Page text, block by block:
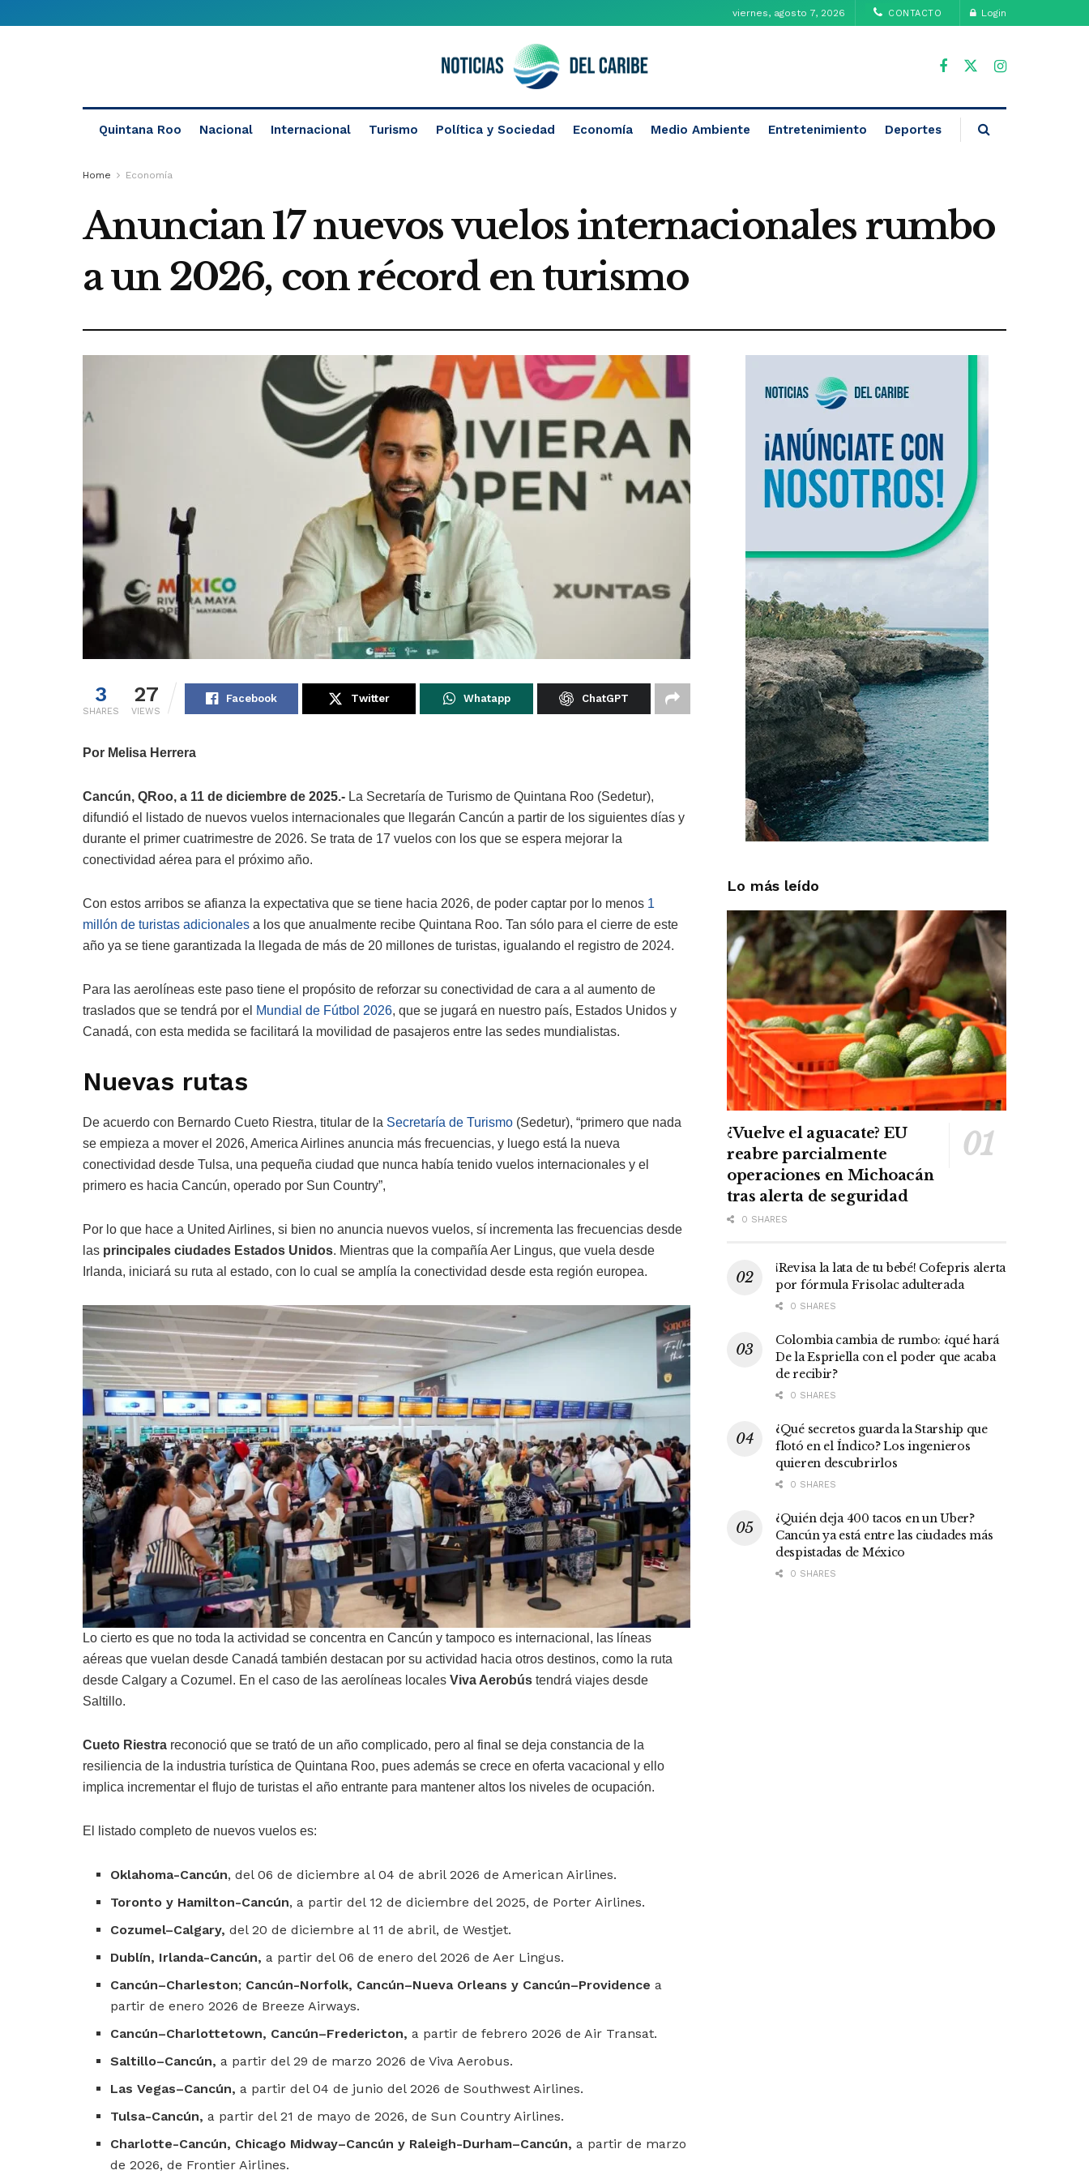
viernes, agosto 7, 2026 CONTACTO Login
Quintana Roo Nacional Internacional Turismo Política y Sociedad Economía Medio Ambiente Entretenimiento Deportes
Home Economía
Anuncian 17 nuevos vuelos internacionales rumbo
a un 2026, con récord en turismo
3
SHARES
27
VIEWS
Facebook Twitter Whatapp ChatGPT
Por Melisa Herrera
Cancún, QRoo, a 11 de diciembre de 2025.- La Secretaría de Turismo de Quintana Roo (Sedetur),
difundió el listado de nuevos vuelos internacionales que llegarán Cancún a partir de los siguientes días y
durante el primer cuatrimestre de 2026. Se trata de 17 vuelos con los que se espera mejorar la
conectividad aérea para el próximo año.
Con estos arribos se afianza la expectativa que se tiene hacia 2026, de poder captar por lo menos 1
millón de turistas adicionales a los que anualmente recibe Quintana Roo. Tan sólo para el cierre de este
año ya se tiene garantizada la llegada de más de 20 millones de turistas, igualando el registro de 2024.
Para las aerolíneas este paso tiene el propósito de reforzar su conectividad de cara a al aumento de
traslados que se tendrá por el Mundial de Fútbol 2026, que se jugará en nuestro país, Estados Unidos y
Canadá, con esta medida se facilitará la movilidad de pasajeros entre las sedes mundialistas.
Nuevas rutas
De acuerdo con Bernardo Cueto Riestra, titular de la Secretaría de Turismo (Sedetur), “primero que nada
se empieza a mover el 2026, America Airlines anuncia más frecuencias, y luego está la nueva
conectividad desde Tulsa, una pequeña ciudad que nunca había tenido vuelos internacionales y el
primero es hacia Cancún, operado por Sun Country”,
Por lo que hace a United Airlines, si bien no anuncia nuevos vuelos, sí incrementa las frecuencias desde
las principales ciudades Estados Unidos. Mientras que la compañía Aer Lingus, que vuela desde
Irlanda, iniciará su ruta al estado, con lo cual se amplía la conectividad desde esta región europea.
Lo cierto es que no toda la actividad se concentra en Cancún y tampoco es internacional, las líneas
aéreas que vuelan desde Canadá también destacan por su actividad hacia otros destinos, como la ruta
desde Calgary a Cozumel. En el caso de las aerolíneas locales Viva Aerobús tendrá viajes desde
Saltillo.
Cueto Riestra reconoció que se trató de un año complicado, pero al final se deja constancia de la
resiliencia de la industria turística de Quintana Roo, pues además se crece en oferta vacacional y ello
implica incrementar el flujo de turistas el año entrante para mantener altos los niveles de ocupación.
El listado completo de nuevos vuelos es:
Oklahoma-Cancún, del 06 de diciembre al 04 de abril 2026 de American Airlines.
Toronto y Hamilton-Cancún, a partir del 12 de diciembre del 2025, de Porter Airlines.
Cozumel–Calgary, del 20 de diciembre al 11 de abril, de Westjet.
Dublín, Irlanda-Cancún, a partir del 06 de enero del 2026 de Aer Lingus.
Cancún–Charleston; Cancún-Norfolk, Cancún–Nueva Orleans y Cancún–Providencea
partir de enero 2026 de Breeze Airways.
Cancún–Charlottetown, Cancún–Fredericton, a partir de febrero 2026 de Air Transat.
Saltillo–Cancún, a partir del 29 de marzo 2026 de Viva Aerobus.
Las Vegas–Cancún, a partir del 04 de junio del 2026 de Southwest Airlines.
Tulsa-Cancún, a partir del 21 de mayo de 2026, de Sun Country Airlines.
Charlotte-Cancún, Chicago Midway–Cancún y Raleigh-Durham–Cancún, a partir de marzo
de 2026, de Frontier Airlines.
Lo más leído
¿Vuelve el aguacate? EU
reabre parcialmente
operaciones en Michoacán
tras alerta de seguridad
0 SHARES
¡Revisa la lata de tu bebé! Cofepris alerta
por fórmula Frisolac adulterada
0 SHARES
Colombia cambia de rumbo: ¿qué hará
De la Espriella con el poder que acaba
de recibir?
0 SHARES
¿Qué secretos guarda la Starship que
flotó en el Índico? Los ingenieros
quieren descubrirlos
0 SHARES
¿Quién deja 400 tacos en un Uber?
Cancún ya está entre las ciudades más
despistadas de México
0 SHARES